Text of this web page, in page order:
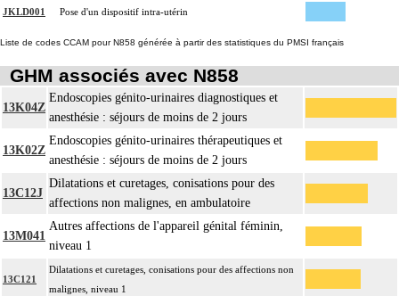
JKLD001 Pose d'un dispositif intra-utérin
Liste de codes CCAM pour N858 générée à partir des statistiques du PMSI français
GHM associés avec N858
13K04Z
Endoscopies génito-urinaires diagnostiques et
anesthésie : séjours de moins de 2 jours
13K02Z
Endoscopies génito-urinaires thérapeutiques et
anesthésie : séjours de moins de 2 jours
13C12J
Dilatations et curetages, conisations pour des
affections non malignes, en ambulatoire
13M041
Autres affections de l'appareil génital féminin,
niveau 1
13C121
Dilatations et curetages, conisations pour des affections non
malignes, niveau 1